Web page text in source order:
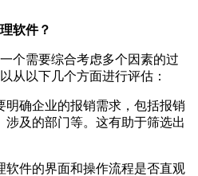
软件？
个需要综合考虑多个因素的过
从以下几个方面进行评估：
明确企业的报销需求，包括报销
涉及的部门等。这有助于筛选出
软件的界面和操作流程是否直观